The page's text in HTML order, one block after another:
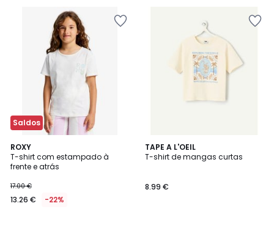
Saldos
ROXY
T-shirt com estampado à
frente e atrás
17.00 €
13.26 € -22%
TAPE A L'OEIL
T-shirt de mangas curtas
8.99 €